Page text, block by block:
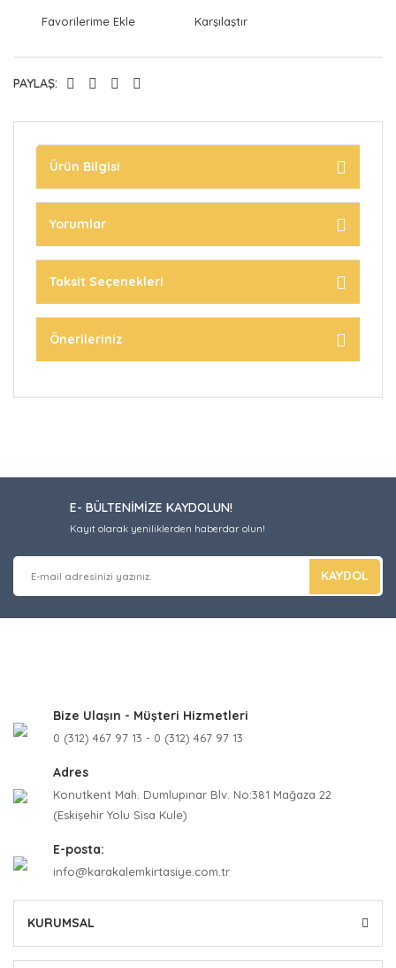
Karşılaştır
PAYLAŞ:
Ürün Bilgisi
Yorumlar
Taksit Seçenekleri
Önerileriniz
E- BÜLTENİMİZE KAYDOLUN!
Kayıt olarak yeniliklerden haberdar olun!
KAYDOL
Bize Ulaşın - Müşteri Hizmetleri
0 (312) 467 97 13 - 0 (312) 467 97 13
Adres
Konutkent Mah. Dumlupınar Blv. No:381 Mağaza 22
(Eskişehir Yolu Sisa Kule)
E-posta:
info@karakalemkirtasiye.com.tr
KURUMSAL